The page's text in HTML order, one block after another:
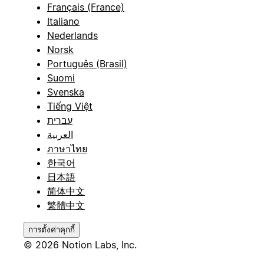
Français (France)
Italiano
Nederlands
Norsk
Português (Brasil)
Suomi
Svenska
Tiếng Việt
עברית
العربية
ภาษาไทย
한국어
日本語
简体中文
繁體中文
การตั้งค่าคุกกี้
© 2026 Notion Labs, Inc.